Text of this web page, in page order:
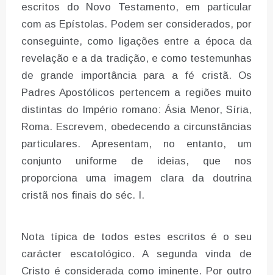
escritos do Novo Testamento, em particular
com as Epístolas. Podem ser considerados, por
conseguinte, como ligações entre a época da
revelação e a da tradição, e como testemunhas
de grande importância para a fé cristã. Os
Padres Apostólicos pertencem a regiões muito
distintas do Império romano: Ásia Menor, Síria,
Roma. Escrevem, obedecendo a circunstâncias
particulares. Apresentam, no entanto, um
conjunto uniforme de ideias, que nos
proporciona uma imagem clara da doutrina
cristã nos finais do séc. I.
Nota típica de todos estes escritos é o seu
carácter escatológico. A segunda vinda de
Cristo é considerada como iminente. Por outro